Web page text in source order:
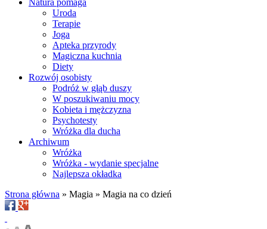
Natura pomaga
Uroda
Terapie
Joga
Apteka przyrody
Magiczna kuchnia
Diety
Rozwój osobisty
Podróż w głąb duszy
W poszukiwaniu mocy
Kobieta i mężczyzna
Psychotesty
Wróżka dla ducha
Archiwum
Wróżka
Wróżka - wydanie specjalne
Najlepsza okładka
Strona główna » Magia » Magia na co dzień